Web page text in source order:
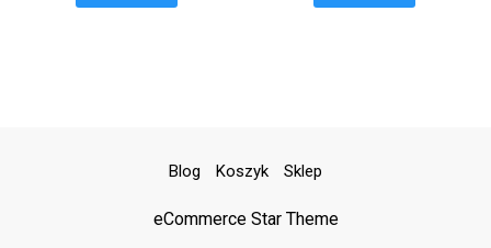
Blog Koszyk Sklep
eCommerce Star Theme